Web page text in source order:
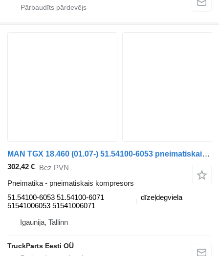
MAN TGX 18.460 (01.07-) 51.54100-6053 pneimatiskais kompresors paredzēts MAN TGL, TGM, TGS, TGX (2005-2021) vilcēja
302,42 € Bez PVN
Pneimatika - pneimatiskais kompresors
51.54100-6053 51.54100-6071
51541006053 51541006071
dīzeļdegviela
Igaunija, Tallinn
TruckParts Eesti OÜ